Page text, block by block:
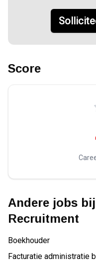
Score
Andere jobs bij
Recruitment
Boekhouder
Facturatie administratie